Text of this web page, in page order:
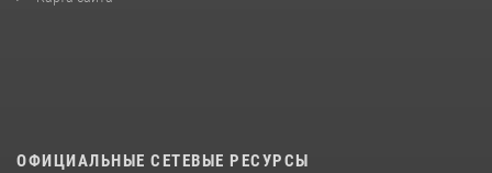
ОФИЦИАЛЬНЫЕ СЕТЕВЫЕ РЕСУРСЫ